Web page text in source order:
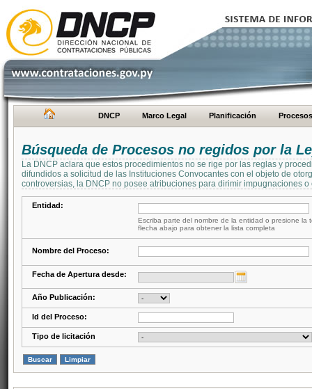
DNCP Marco Legal Planificación Procesos
Búsqueda de Procesos no regidos por la
La DNCP aclara que estos procedimientos no se rige por las reglas y
difundidos a solicitud de las Instituciones Convocantes con el objeto de
controversias, la DNCP no posee atribuciones para dirimir impugnaciones
Entidad:
Escriba parte del nombre de la entidad o presione la
flecha abajo para obtener la lista completa
Nombre del Proceso:
Fecha de Apertura desde:
Año Publicación:
Id del Proceso:
Tipo de licitación